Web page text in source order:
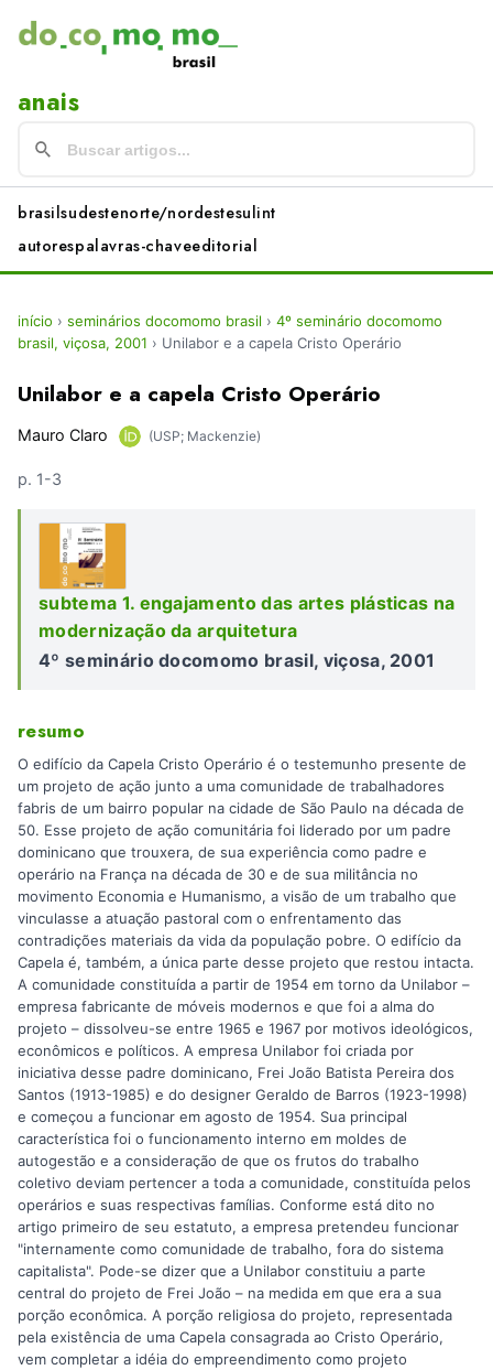
anais
brasilsudestenorte/nordestesulint
autorespalavras-chaveeditorial
início › seminários docomomo brasil › 4º seminário docomomo
brasil, viçosa, 2001 › Unilabor e a capela Cristo Operário
Unilabor e a capela Cristo Operário
Mauro Claro (USP; Mackenzie)
p. 1-3
subtema 1. engajamento das artes plásticas na
modernização da arquitetura
4º seminário docomomo brasil, viçosa, 2001
resumo
O edifício da Capela Cristo Operário é o testemunho presente de
um projeto de ação junto a uma comunidade de trabalhadores
fabris de um bairro popular na cidade de São Paulo na década de
50. Esse projeto de ação comunitária foi liderado por um padre
dominicano que trouxera, de sua experiência como padre e
operário na França na década de 30 e de sua militância no
movimento Economia e Humanismo, a visão de um trabalho que
vinculasse a atuação pastoral com o enfrentamento das
contradições materiais da vida da população pobre. O edifício da
Capela é, também, a única parte desse projeto que restou intacta.
A comunidade constituída a partir de 1954 em torno da Unilabor –
empresa fabricante de móveis modernos e que foi a alma do
projeto – dissolveu-se entre 1965 e 1967 por motivos ideológicos,
econômicos e políticos. A empresa Unilabor foi criada por
iniciativa desse padre dominicano, Frei João Batista Pereira dos
Santos (1913-1985) e do designer Geraldo de Barros (1923-1998)
e começou a funcionar em agosto de 1954. Sua principal
característica foi o funcionamento interno em moldes de
autogestão e a consideração de que os frutos do trabalho
coletivo deviam pertencer a toda a comunidade, constituída pelos
operários e suas respectivas famílias. Conforme está dito no
artigo primeiro de seu estatuto, a empresa pretendeu funcionar
"internamente como comunidade de trabalho, fora do sistema
capitalista". Pode-se dizer que a Unilabor constituiu a parte
central do projeto de Frei João – na medida em que era a sua
porção econômica. A porção religiosa do projeto, representada
pela existência de uma Capela consagrada ao Cristo Operário,
vem completar a idéia do empreendimento como projeto